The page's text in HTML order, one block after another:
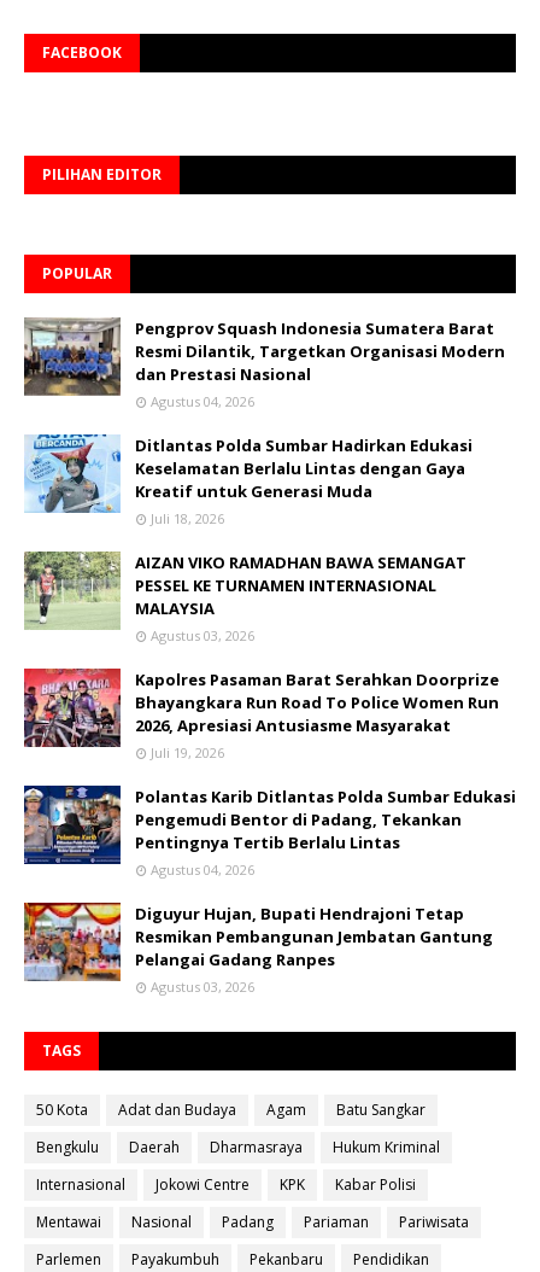
FACEBOOK
PILIHAN EDITOR
POPULAR
Pengprov Squash Indonesia Sumatera Barat
Resmi Dilantik, Targetkan Organisasi Modern
dan Prestasi Nasional
Agustus 04, 2026
Ditlantas Polda Sumbar Hadirkan Edukasi
Keselamatan Berlalu Lintas dengan Gaya
Kreatif untuk Generasi Muda
Juli 18, 2026
AIZAN VIKO RAMADHAN BAWA SEMANGAT
PESSEL KE TURNAMEN INTERNASIONAL
MALAYSIA
Agustus 03, 2026
Kapolres Pasaman Barat Serahkan Doorprize
Bhayangkara Run Road To Police Women Run
2026, Apresiasi Antusiasme Masyarakat
Juli 19, 2026
Polantas Karib Ditlantas Polda Sumbar Edukasi
Pengemudi Bentor di Padang, Tekankan
Pentingnya Tertib Berlalu Lintas
Agustus 04, 2026
Diguyur Hujan, Bupati Hendrajoni Tetap
Resmikan Pembangunan Jembatan Gantung
Pelangai Gadang Ranpes
Agustus 03, 2026
TAGS
50 Kota Adat dan Budaya Agam
Batu Sangkar
Bengkulu
Daerah Dharmasraya
Hukum Kriminal
Internasional
Jokowi Centre KPK
Kabar Polisi
Mentawai
Nasional Padang Pariaman
Pariwisata
Parlemen
Payakumbuh Pekanbaru Pendidikan